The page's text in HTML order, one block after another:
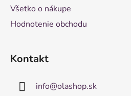
Všetko o nákupe
Hodnotenie obchodu
Kontakt
info@olashop.sk